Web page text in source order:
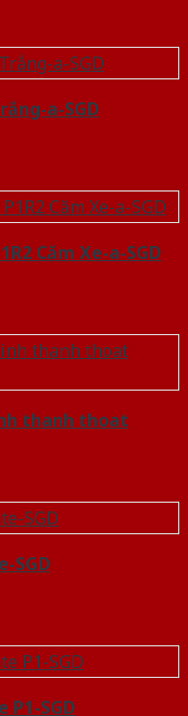
a-SGD
Căm Xe-a-SGD
thanh thoat
SGD
P1-SGD